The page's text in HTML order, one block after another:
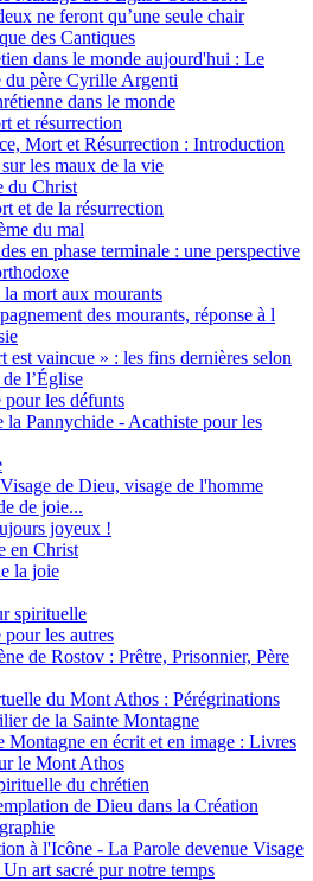
ne feront qu’une seule chair
des Cantiques
dans le monde aujourd'hui : Le
du père Cyrille Argenti
dans le monde
et résurrection
Mort et Résurrection : Introduction
les maux de la vie
du Christ
et de la résurrection
du mal
en phase terminale : une perspective
la mort aux mourants
des mourants, réponse à l
est vaincue » : les fins dernières selon
de l’Église
pour les défunts
la Pannychide - Acathiste pour les
de Dieu, visage de l'homme
de joie...
joyeux !
en Christ
la joie
spirituelle
les autres
de Rostov : Prêtre, Prisonnier, Père
du Mont Athos : Pérégrinations
de la Sainte Montagne
Montagne en écrit et en image : Livres
le Mont Athos
du chrétien
de Dieu dans la Création
à l'Icône - La Parole devenue Visage
art sacré pur notre temps